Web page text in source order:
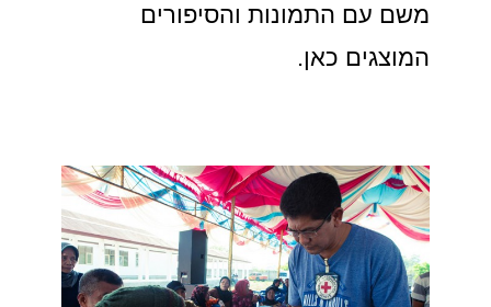
משם עם התמונות והסיפורים
המוצגים כאן.